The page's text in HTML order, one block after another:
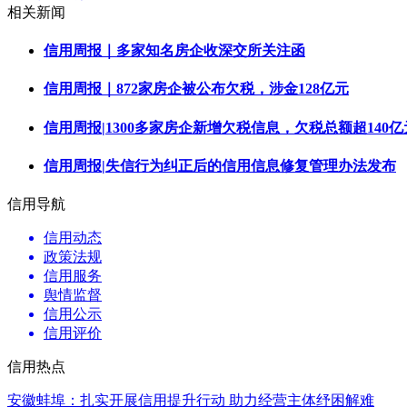
相关新闻
信用周报｜多家知名房企收深交所关注函
信用周报｜872家房企被公布欠税，涉金128亿元
信用周报|1300多家房企新增欠税信息，欠税总额超140亿
信用周报|失信行为纠正后的信用信息修复管理办法发布
信用导航
信用动态
政策法规
信用服务
舆情监督
信用公示
信用评价
信用热点
安徽蚌埠：扎实开展信用提升行动 助力经营主体纾困解难